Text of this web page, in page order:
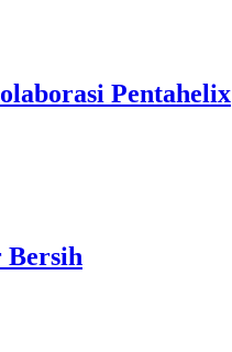
Pentahelix
Bersih